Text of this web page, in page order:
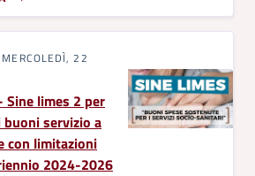
MERCOLEDÌ, 22
limes 2 per
buoni servizio a
con limitazioni
2024-2026